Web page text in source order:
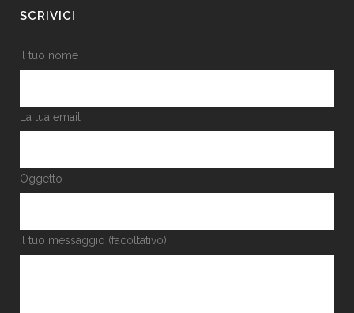
SCRIVICI
Il tuo nome
La tua email
Oggetto
Il tuo messaggio (facoltativo)